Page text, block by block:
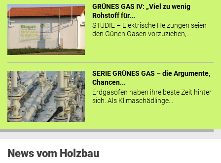
GRÜNES GAS IV: „Viel zu wenig
Rohstoff für...
STUDIE – Elektrische Heizungen seien
den Günen Gasen vorzuziehen,...
SERIE GRÜNES GAS – die Argumente,
Chancen...
Erdgasöfen haben ihre beste Zeit hinter
sich. Als Klimaschädlinge...
News vom Holzbau